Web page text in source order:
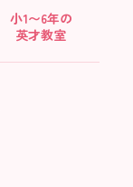
小1〜6年の
英才教室